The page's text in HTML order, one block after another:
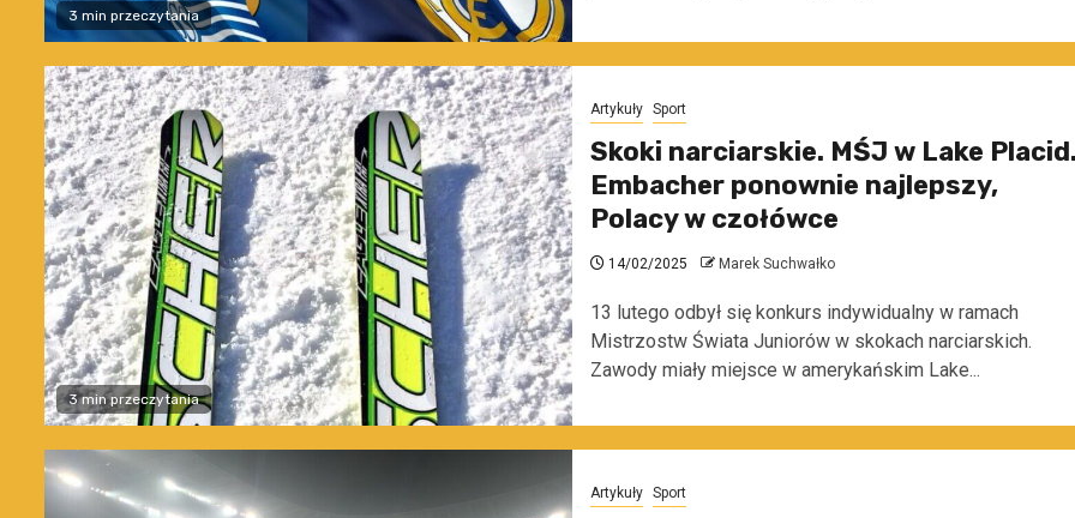
3 min przeczytania
3 min przeczytania
Artykuły Sport
Skoki narciarskie. MŚJ w Lake
Embacher ponownie najlepszy,
Polacy w czołówce
14/02/2025 Marek Suchwałko
13 lutego odbył się konkurs indywidualny w ramach
Mistrzostw Świata Juniorów w skokach narciarskich.
Zawody miały miejsce w amerykańskim Lake...
Artykuły Sport